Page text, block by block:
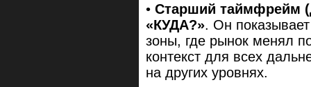
• Старший таймфрейм
«КУДА?». Он
зоны, где рынок менял
контекст для всех
на других уровнях.